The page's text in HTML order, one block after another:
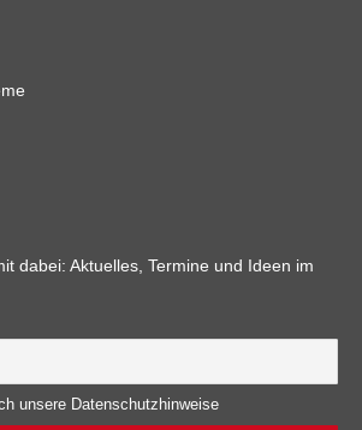
dabei: Aktuelles, Termine und Ideen im
unsere Datenschutzhinweise